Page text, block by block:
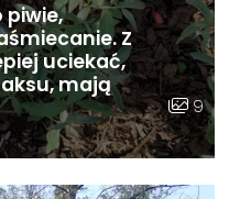
Z
uciekać,
mają
Liczba
9